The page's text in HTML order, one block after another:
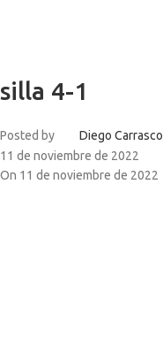
silla 4-1
Posted by
Diego Carrasco
11 de noviembre de 2022
On 11 de noviembre de 2022